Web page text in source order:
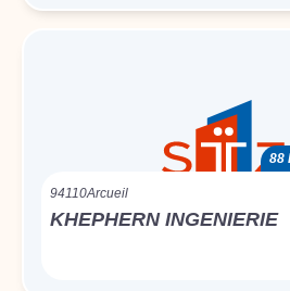
88
94110Arcueil
KHEPHERN INGENIERIE